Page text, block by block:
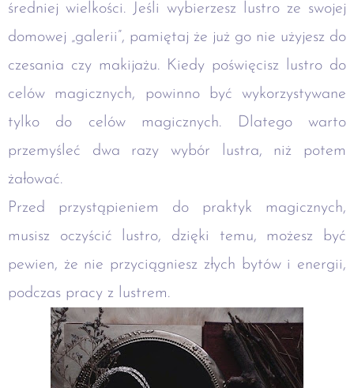
średniej wielkości. Jeśli wybierzesz lustro ze swojej
domowej „galerii”, pamiętaj że już go nie użyjesz do
czesania czy makijażu. Kiedy poświęcisz lustro do
celów magicznych, powinno być wykorzystywane
tylko do celów magicznych. Dlatego warto
przemyśleć dwa razy wybór lustra, niż potem
żałować.
Przed przystąpieniem do praktyk magicznych,
musisz oczyścić lustro, dzięki temu, możesz być
pewien, że nie przyciągniesz złych bytów i energii,
podczas pracy z lustrem.